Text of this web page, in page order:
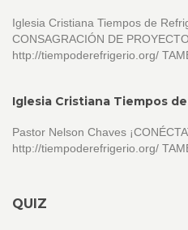
Iglesia Cristiana Tiempos de
CONSAGRACIÓN DE
http://tiempoderefrigerio.org/
Iglesia Cristiana Tiempos
Pastor Nelson Chaves
http://tiempoderefrigerio.org/
QUIZ